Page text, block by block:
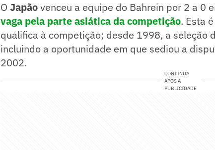
O Japãovenceu a equipe do Bahrein por 2 a 0
vaga pela parte asiática da competição. Esta
qualifica à competição; desde 1998, a seleção
incluindo a oportunidade em que sediou a
2002.
CONTINUA
APÓS A
PUBLICIDADE